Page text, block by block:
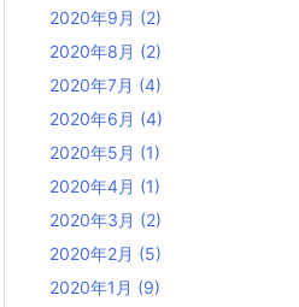
2020年9月 (2)
2020年8月 (2)
2020年7月 (4)
2020年6月 (4)
2020年5月 (1)
2020年4月 (1)
2020年3月 (2)
2020年2月 (5)
2020年1月 (9)